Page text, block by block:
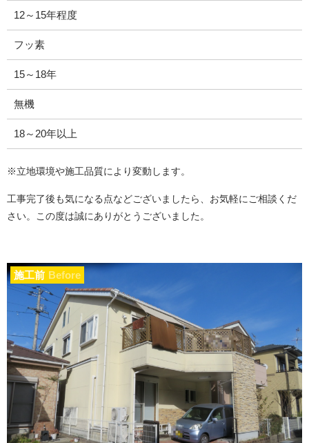
12～15年程度
フッ素
15～18年
無機
18～20年以上
※立地環境や施工品質により変動します。
工事完了後も気になる点などございましたら、お気軽にご相談くだ
さい。この度は誠にありがとうございました。
施工前 Before